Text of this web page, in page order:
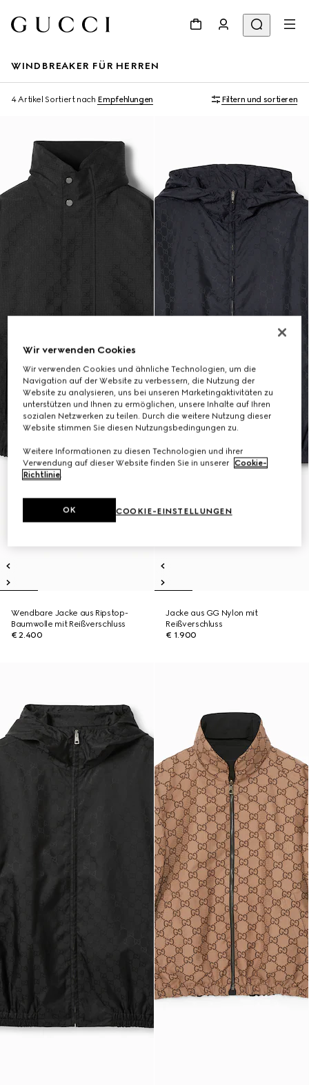
WINDBREAKER FÜR HERREN
4 Artikel Sortiert nach Empfehlungen Filtern und sortieren
Wendbare Jacke aus Ripstop-
Baumwolle mit Reißverschluss
€ 2.400
Jacke aus GG Nylon mit
Reißverschluss
€ 1.900
Wir verwenden Cookies
Wir verwenden Cookies und ähnliche Technologien, um die
Navigation auf der Website zu verbessern, die Nutzung der
Website zu analysieren, uns bei unseren Marketingaktivitäten zu
unterstützen und Ihnen zu ermöglichen, unsere Inhalte auf Ihren
sozialen Netzwerken zu teilen. Durch die weitere Nutzung dieser
Website stimmen Sie diesen Nutzungsbedingungen zu.
Weitere Informationen zu diesen Technologien und ihrer
Verwendung auf dieser Website finden Sie in unserer Cookie-
Richtlinie.
COOKIE-EINSTELLUNGEN
OK